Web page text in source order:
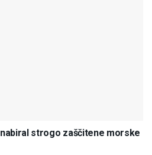
strogo zaščitene morske